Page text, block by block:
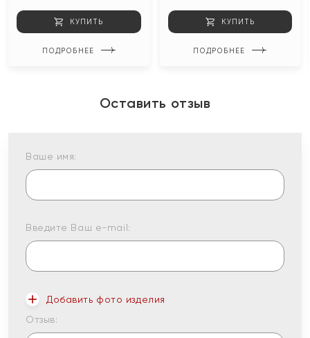
КУПИТЬ
ПОДРОБНЕЕ
КУПИТЬ
ПОДРОБНЕЕ
Оставить отзыв
Ваше имя:
Введите Ваш e-mail:
Добавить фото изделия
Отзыв: